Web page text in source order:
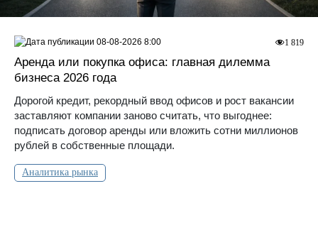
Аренда или покупка офиса: главная дилемма
бизнеса 2026 года
Дорогой кредит, рекордный ввод офисов и рост вакансии
заставляют компании заново считать, что выгоднее:
подписать договор аренды или вложить сотни миллионов
рублей в собственные площади.
Аналитика рынка
1 819
08-08-2026 8:00